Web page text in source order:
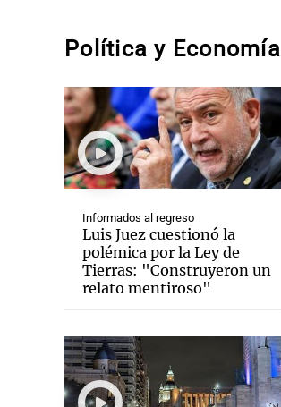
Política y Economía
Informados al regreso
Luis Juez cuestionó la
polémica por la Ley de
Tierras: "Construyeron un
relato mentiroso"